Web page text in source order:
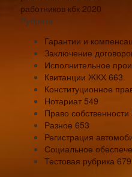
работников кбк 2020
Рубрики
Гарантии и
Заключение
Исполнительное
Квитанции ЖКХ 663
Конституционное
Нотариат 549
Право собственности
Разное 653
Регистрация
Социальное
Тестовая рубрика 679